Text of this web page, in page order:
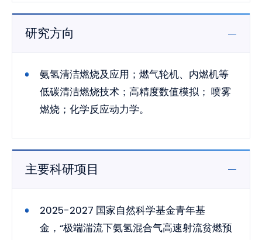
研究方向
氨氢清洁燃烧及应用；燃气轮机、内燃机等
低碳清洁燃烧技术；高精度数值模拟； 喷雾
燃烧；化学反应动力学。
主要科研项目
2025-2027 国家自然科学基金青年基
金，“极端湍流下氨氢混合气高速射流贫燃预